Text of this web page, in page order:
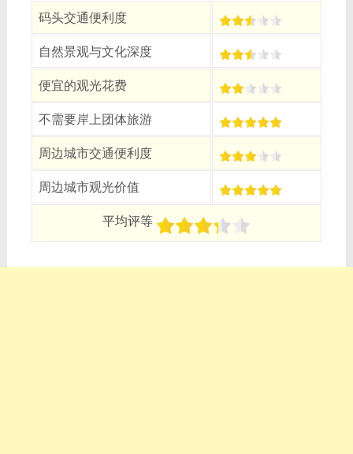
码头交通便利度
自然景观与文化深度
便宜的观光花费
不需要岸上团体旅游
周边城市交通便利度
周边城市观光价值
平均评等